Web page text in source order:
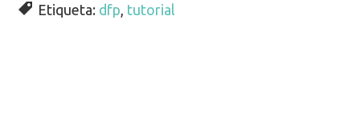
Etiqueta: dfp tutorial